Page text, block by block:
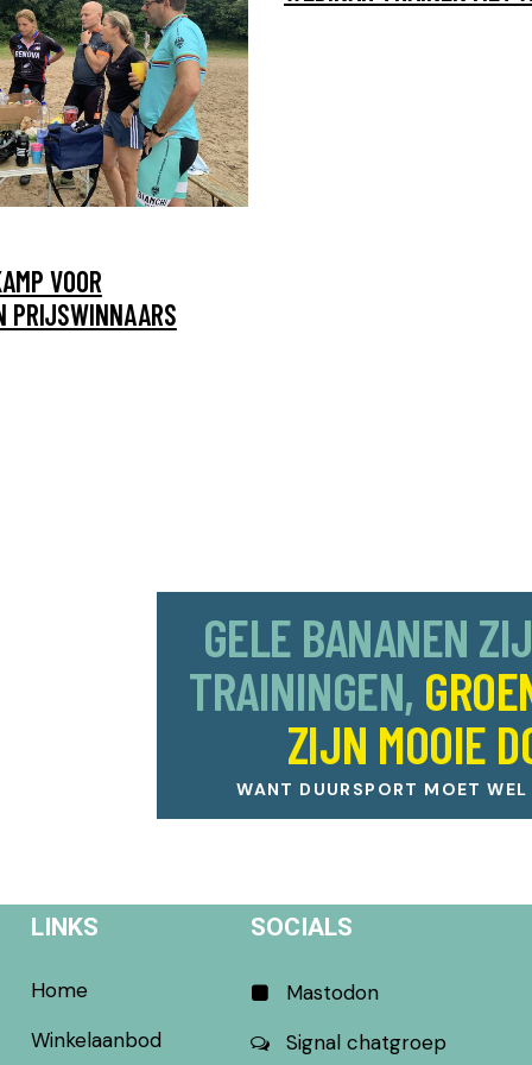
VOOR
PRIJSWINNAARS
GELE BANANEN
TRAININGEN,
ZIJN MOOIE
WANT DUURSPORT MOET
LINKS
Home
Winkelaanbod
SOCIALS
Mastodon
Signal chatgroep